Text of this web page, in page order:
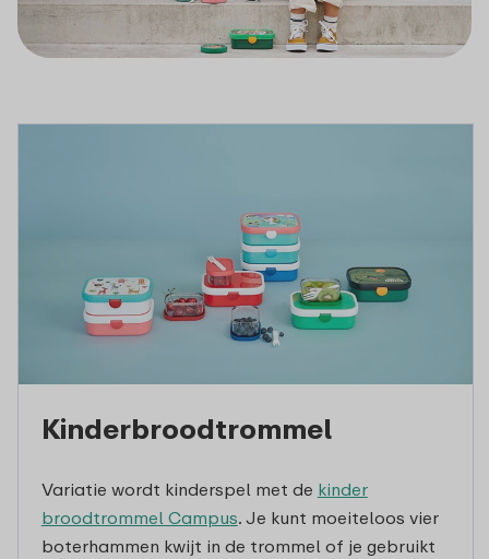
Kinderbroodtrommel
Variatie wordt kinderspel met de kinder
broodtrommel Campus. Je kunt moeiteloos vier
boterhammen kwijt in de trommel of je gebruikt